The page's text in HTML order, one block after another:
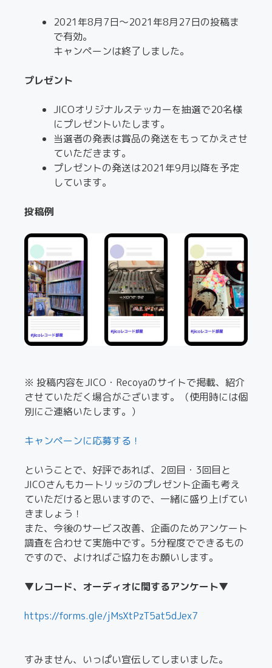
2021年8月7日〜2021年8月27日の投稿ま
で有効。
キャンペーンは終了しました。
プレゼント
JICOオリジナルステッカーを抽選で20名様
にプレゼントいたします。
当選者の発表は賞品の発送をもってかえさせ
ていただきます。
プレゼントの発送は2021年9月以降を予定
しています。
投稿例
※ 投稿内容をJICO・Recoyaのサイトで掲載、紹介
させていただく場合がございます。（使用時には個
別にご連絡いたします。）
キャンペーンに応募する！
ということで、好評であれば、2回目・3回目と
JICOさんもカートリッジのプレゼント企画も考え
ていただけると思いますので、一緒に盛り上げてい
きましょう！
また、今後のサービス改善、企画のためアンケート
調査を合わせて実施中です。5分程度でできるもの
ですので、よければご協力をお願いします。
▼レコード、オーディオに関するアンケート▼
https://forms.gle/jMsXtPzT5at5dJex7
すみません、いっぱい宣伝してしまいました。